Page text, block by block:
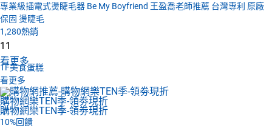
專業級插電式燙睫毛器 Be My Boyfriend 王盈喬老師推薦 台灣專利 原廠
保固 燙睫毛
1,280熱銷
11
看更多
1F美食蛋糕
看更多
購物網樂TEN季-領劵現折
購物網樂TEN季-領劵現折
10%回饋